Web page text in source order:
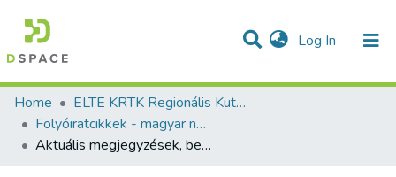
Log In (current)
Communities & Collections
Statistics
All of DSpace
Home
ELTE KRTK Regionális Kutatások Intézete
Folyóiratcikkek - magyar nyelvű (RKI)
Aktuális megjegyzések, bevezető gyanánt